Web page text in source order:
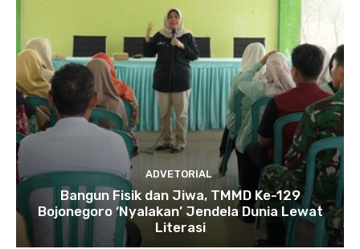
ADVETORIAL
Bangun Fisik dan Jiwa, TMMD Ke-129
Bojonegoro ‘Nyalakan’ Jendela Dunia Lewat
Literasi